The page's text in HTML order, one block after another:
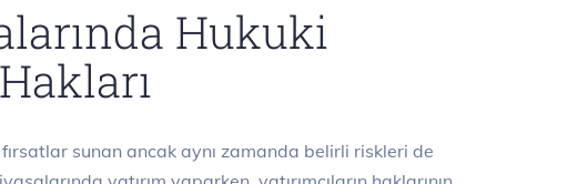
Hukuki
sunan ancak aynı zamanda belirli riskleri de